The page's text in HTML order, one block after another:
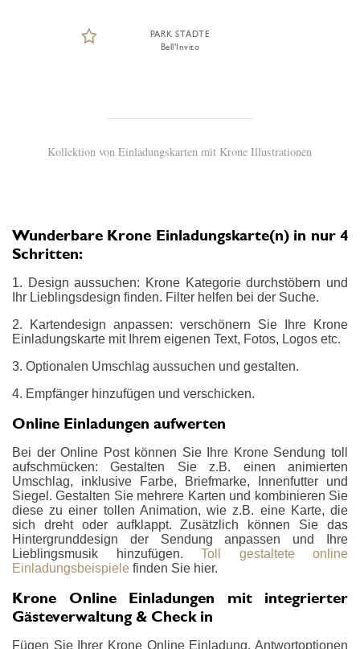
PARK STÄDTE
Bell'Invito
Kollektion von Einladungskarten mit Krone Illustrationen
Wunderbare Krone Einladungskarte(n) in nur 4
Schritten:
1. Design aussuchen: Krone Kategorie durchstöbern und
Ihr Lieblingsdesign finden. Filter helfen bei der Suche.
2. Kartendesign anpassen: verschönern Sie Ihre Krone
Einladungskarte mit Ihrem eigenen Text, Fotos, Logos etc.
3. Optionalen Umschlag aussuchen und gestalten.
4. Empfänger hinzufügen und verschicken.
Online Einladungen aufwerten
Bei der Online Post können Sie Ihre Krone Sendung toll
aufschmücken: Gestalten Sie z.B. einen animierten
Umschlag, inklusive Farbe, Briefmarke, Innenfutter und
Siegel. Gestalten Sie mehrere Karten und kombinieren Sie
diese zu einer tollen Animation, wie z.B. eine Karte, die
sich dreht oder aufklappt. Zusätzlich können Sie das
Hintergrunddesign der Sendung anpassen und Ihre
Lieblingsmusik hinzufügen. Toll gestaltete online
Einladungsbeispiele finden Sie hier.
Krone Online Einladungen mit integrierter
Gästeverwaltung & Check in
Fügen Sie Ihrer Krone Online Einladung, Antwortoptionen